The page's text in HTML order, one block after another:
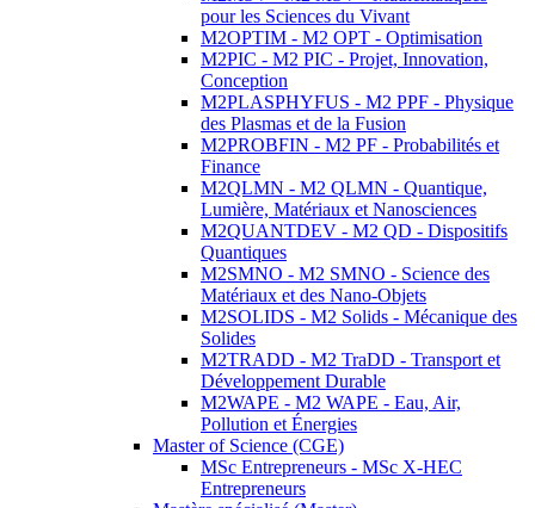
pour les Sciences du Vivant
M2OPTIM - M2 OPT - Optimisation
M2PIC - M2 PIC - Projet, Innovation,
Conception
M2PLASPHYFUS - M2 PPF - Physique
des Plasmas et de la Fusion
M2PROBFIN - M2 PF - Probabilités et
Finance
M2QLMN - M2 QLMN - Quantique,
Lumière, Matériaux et Nanosciences
M2QUANTDEV - M2 QD - Dispositifs
Quantiques
M2SMNO - M2 SMNO - Science des
Matériaux et des Nano-Objets
M2SOLIDS - M2 Solids - Mécanique des
Solides
M2TRADD - M2 TraDD - Transport et
Développement Durable
M2WAPE - M2 WAPE - Eau, Air,
Pollution et Énergies
Master of Science (CGE)
MSc Entrepreneurs - MSc X-HEC
Entrepreneurs